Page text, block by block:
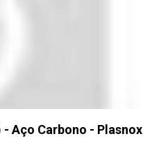
Aço Carbono - Plasnox